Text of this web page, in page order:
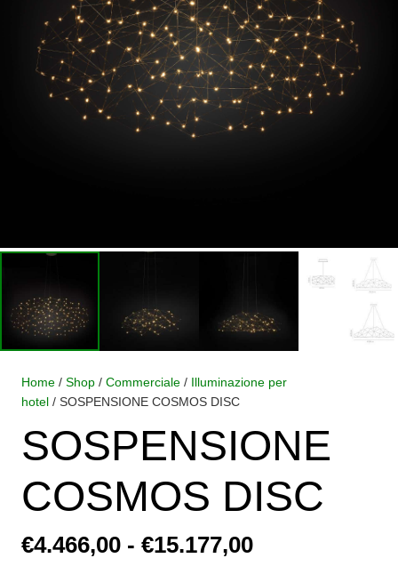
Home / Shop / Commerciale / Illuminazione per
hotel / SOSPENSIONE COSMOS DISC
SOSPENSIONE
COSMOS DISC
€4.466,00 - €15.177,00Fascia